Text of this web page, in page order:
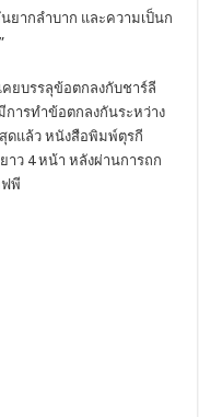
ยากลำบาก และความเป็นก
ยบรรลุข้อตกลงกับชาร์ลี
การทำข้อตกลงกันระหว่าง
สุดแล้ว หนังสือพิมพ์ตุรกี
ว 4 หน้า หลังผ่านการถก
ฟพี